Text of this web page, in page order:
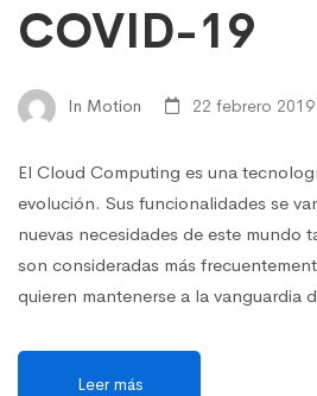
COVID-19
In Motion 22 febrero 2019
El Cloud Computing es una
evolución. Sus funcionalidades se
nuevas necesidades de este mundo
son consideradas más
quieren mantenerse a la vanguardia
Leer más